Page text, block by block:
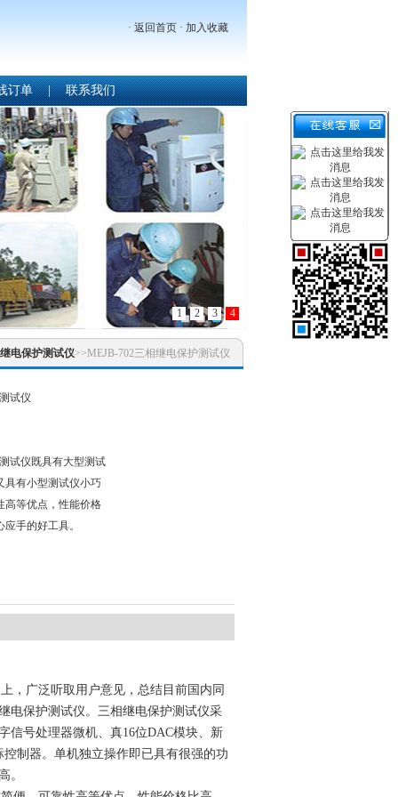
· 返回首页 · 加入收藏
订单 | 联系我们
1 2 3 4
电保护测试仪>>MEJB-702三相继电保护测试仪
试仪
试仪既具有大型测试
具有小型测试仪小巧
高等优点，性能价格
手的好工具。
，广泛听取用户意见，总结目前国内同
电保护测试仪。三相继电保护测试仪采
信号处理器微机、真16位DAC模块、新
制器。单机独立操作即已具有很强的功
。